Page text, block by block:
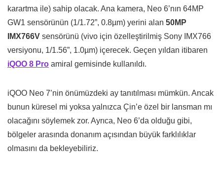
karartma ile) sahip olacak. Ana kamera, Neo 6’nın 64MP
GW1 sensörünün (1/1.72”, 0.8µm) yerini alan 50MP
IMX766V sensörünü (vivo için özelleştirilmiş Sony IMX766
versiyonu, 1/1.56”, 1.0µm) içerecek. Geçen yıldan itibaren
iQOO 8 Pro amiral gemisinde kullanıldı.
iQOO Neo 7’nin önümüzdeki ay tanıtılması mümkün. Ancak
bunun küresel mi yoksa yalnızca Çin’e özel bir lansman mı
olacağını söylemek zor. Ayrıca, Neo 6’da olduğu gibi,
bölgeler arasında donanım açısından büyük farklılıklar
olmasını da bekleyebiliriz.